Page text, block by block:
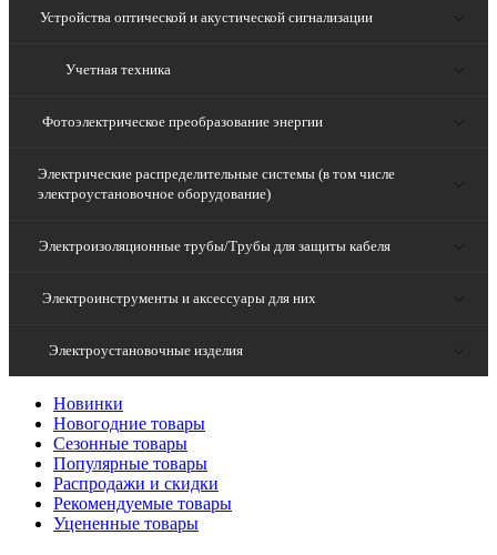
Устройства оптической и акустической сигнализации
Учетная техника
Фотоэлектрическое преобразование энергии
Электрические распределительные системы (в том числе
электроустановочное оборудование)
Электроизоляционные трубы/Трубы для защиты кабеля
Электроинструменты и аксессуары для них
Электроустановочные изделия
Новинки
Новогодние товары
Сезонные товары
Популярные товары
Распродажи и скидки
Рекомендуемые товары
Уцененные товары